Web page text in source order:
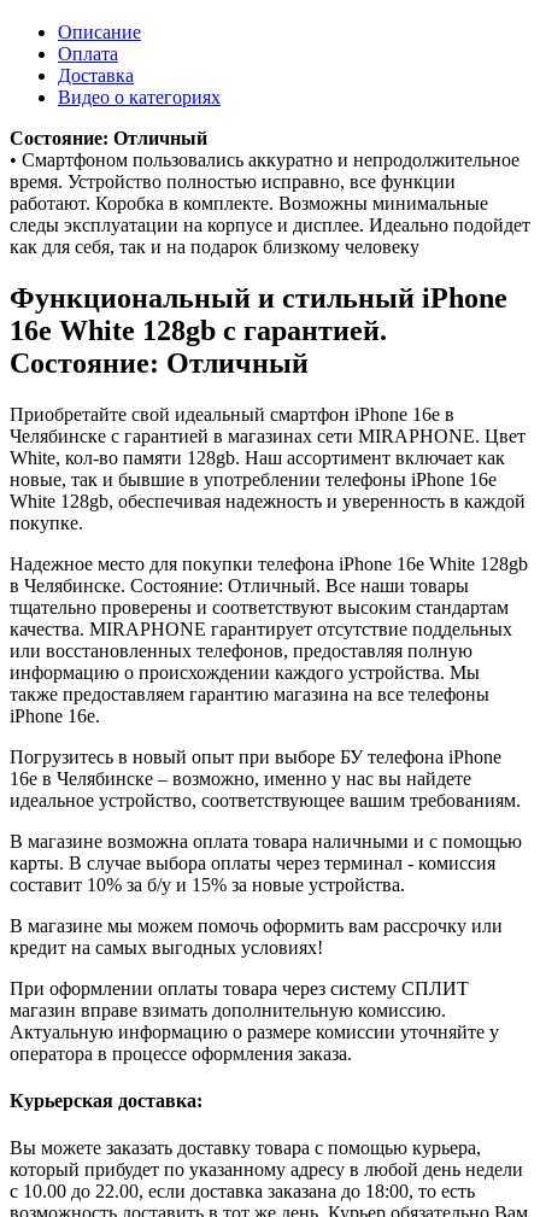
Описание
Оплата
Доставка
Видео о категориях
Состояние: Отличный
• Смартфоном пользовались аккуратно и непродолжительное
время. Устройство полностью исправно, все функции
работают. Коробка в комплекте. Возможны минимальные
следы эксплуатации на корпусе и дисплее. Идеально подойдет
как для себя, так и на подарок близкому человеку
Функциональный и стильный iPhone
16e White 128gb с гарантией.
Состояние: Отличный
Приобретайте свой идеальный смартфон iPhone 16e в
Челябинске с гарантией в магазинах сети MIRAPHONE. Цвет
White, кол-во памяти 128gb. Наш ассортимент включает как
новые, так и бывшие в употреблении телефоны iPhone 16e
White 128gb, обеспечивая надежность и уверенность в каждой
покупке.
Надежное место для покупки телефона iPhone 16e White 128gb
в Челябинске. Состояние: Отличный. Все наши товары
тщательно проверены и соответствуют высоким стандартам
качества. MIRAPHONE гарантирует отсутствие поддельных
или восстановленных телефонов, предоставляя полную
информацию о происхождении каждого устройства. Мы
также предоставляем гарантию магазина на все телефоны
iPhone 16e.
Погрузитесь в новый опыт при выборе БУ телефона iPhone
16e в Челябинске – возможно, именно у нас вы найдете
идеальное устройство, соответствующее вашим требованиям.
В магазине возможна оплата товара наличными и с помощью
карты. В случае выбора оплаты через терминал - комиссия
составит 10% за б/у и 15% за новые устройства.
В магазине мы можем помочь оформить вам рассрочку или
кредит на самых выгодных условиях!
При оформлении оплаты товара через систему СПЛИТ
магазин вправе взимать дополнительную комиссию.
Актуальную информацию о размере комиссии уточняйте у
оператора в процессе оформления заказа.
Курьерская доставка:
Вы можете заказать доставку товара с помощью курьера,
который прибудет по указанному адресу в любой день недели
с 10.00 до 22.00, если доставка заказана до 18:00, то есть